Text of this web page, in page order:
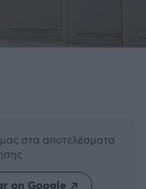
στα αποτελέσματα
on Google